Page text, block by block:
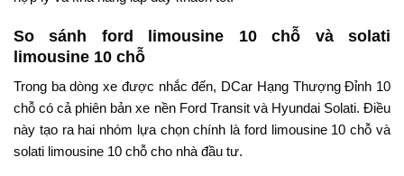
So sánh ford limousine 10 chỗ và solati
limousine 10 chỗ
Trong ba dòng xe được nhắc đến, DCar Hạng Thượng Đỉnh 10
chỗ có cả phiên bản xe nền Ford Transit và Hyundai Solati. Điều
này tạo ra hai nhóm lựa chọn chính là ford limousine 10 chỗ và
solati limousine 10 chỗ cho nhà đầu tư.